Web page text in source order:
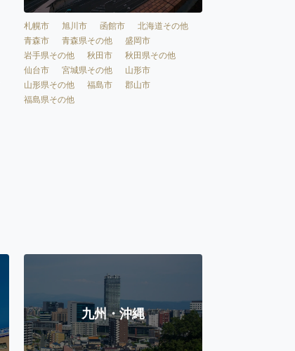
札幌市 旭川市 函館市
北海道その他
青森市
青森県その他
盛岡市
岩手県その他
秋田市
秋田県その他
仙台市
宮城県その他
山形市
山形県その他
福島市
郡山市
福島県その他
九州・沖縄